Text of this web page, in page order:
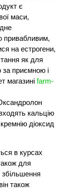
є
маси,
привабливим,
на естрогени,
як для
за приємною і
магазині farm-
кальцію
діоксид
в курсах
для
збільшення
також